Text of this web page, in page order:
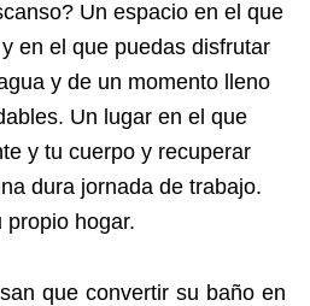
Un espacio en el que
en el que puedas disfrutar
y de un momento lleno
Un lugar en el que
y tu cuerpo y recuperar
dura jornada de trabajo.
propio hogar.
que convertir su baño en